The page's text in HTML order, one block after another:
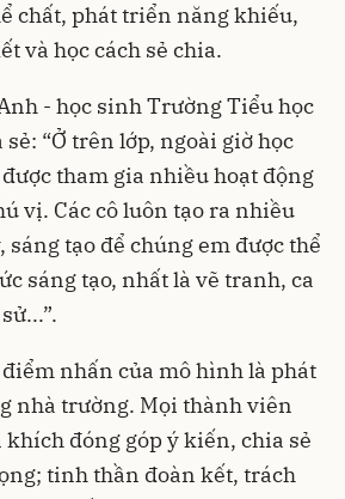
chất, phát triển năng khiếu,
và học cách sẻ chia.
- học sinh Trường Tiểu học
“Ở trên lớp, ngoài giờ học
tham gia nhiều hoạt động
vị. Các cô luôn tạo ra nhiều
tạo để chúng em được thể
sáng tạo, nhất là vẽ tranh, ca
nhấn của mô hình là phát
nhà trường. Mọi thành viên
đóng góp ý kiến, chia sẻ
tinh thần đoàn kết, trách